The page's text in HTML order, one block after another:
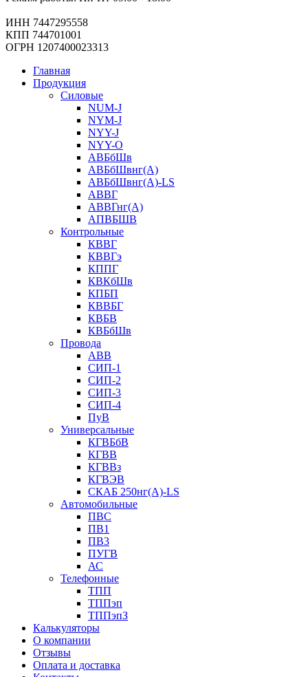
ИНН 7447295558
КПП 744701001
ОГРН 1207400023313
Главная
Продукция
Силовые
NUM-J
NYM-J
NYY-J
NYY-O
АВБбШв
АВБбШвнг(А)
АВБбШвнг(А)-LS
АВВГ
АВВГнг(А)
АПВБШВ
Контрольные
КВВГ
КВВГэ
КППГ
КВКбШв
КПБП
КВВБГ
КВБВ
КВБбШв
Провода
АВВ
СИП-1
СИП-2
СИП-3
СИП-4
ПуВ
Универсальные
КГВБбВ
КГВВ
КГВВз
КГВЭВ
СКАБ 250нг(А)-LS
Автомобильные
ПВС
ПВ1
ПВ3
ПУГВ
АС
Телефонные
ТПП
ТППэп
ТППэпЗ
Калькуляторы
О компании
Отзывы
Оплата и доставка